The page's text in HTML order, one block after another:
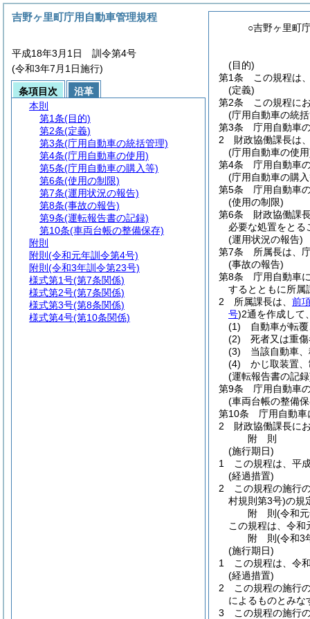
○吉野ヶ里町
(目的)
第1条
この規程は
(定義)
第2条
この規程に
(庁用自動車の統
第3条
庁用自動車
2
財政協働課長は
(庁用自動車の使
第4条
庁用自動車
(庁用自動車の購
第5条
庁用自動車
(使用の制限)
第6条
財政協働課
必要な処置をとる
(運用状況の報告)
第7条
所属長は、
(事故の報告)
第8条
庁用自動車
するとともに所属
2
所属課長は、 前
号)2通を作成して
(1)
自動車が転
(2)
死者又は重
(3)
当該自動車
(4)
かじ取装置
(運転報告書の記
第9条
庁用自動車
(車両台帳の整備
第10条
庁用自動
2
財政協働課長に
附 則
(施行期日)
1
この規程は、平
(経過措置)
2
この規程の施行
村規則第3号)の規
附 則(令和
この規程は、令
附 則(令和3
(施行期日)
1
この規程は、令
(経過措置)
2
この規程の施行
によるものとみな
3
この規程の施行
吉野ヶ里町庁用自動車管理規程
平成18年3月1日 訓令第4号
(令和3年7月1日施行)
条項目次
沿革
本則
第1条(目的)
第2条(定義)
第3条(庁用自動車の統括管理)
第4条(庁用自動車の使用)
第5条(庁用自動車の購入等)
第6条(使用の制限)
第7条(運用状況の報告)
第8条(事故の報告)
第9条(運転報告書の記録)
第10条(車両台帳の整備保存)
附則
附則 (令和元年訓令第4号)
附則 (令和3年訓令第23号)
様式第1号(第7条関係)
様式第2号(第7条関係)
様式第3号(第8条関係)
様式第4号(第10条関係)